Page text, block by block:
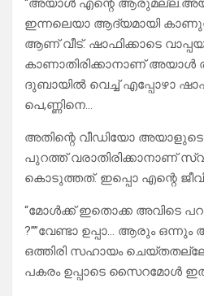
“അയാൾ എന്റെ
ഇന്നലെയാ ആദ്യമായി
ആണ് വീട്. ഷാഫിക്കാടെ
കാണാതിരിക്കാനാണ്‌ അയാൾ
ദുബായിൽ വെച്ച് എപ്പോഴാ
പെ,ണ്ണിനെ…
അതിന്റെ വീഡിയോ
പുറത്ത് വരാതിരിക്കാനാണ്
കൊടുത്തത്. ഇപ്പൊ എന്റെ
“മോൾക്ക്‌ ഇതൊക്ക അവിടെ
?””വേണ്ടാ ഉപ്പാ… ആരും ഒന്നും
ഒത്തിരി സഹായം
പകരം ഉപ്പാടെ സൈറമോൾ